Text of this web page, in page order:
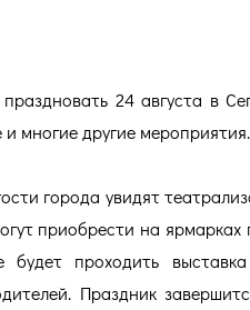
24 августа в
и многие другие мероприятия.
города увидят
приобрести на
проходить выставка
Праздник